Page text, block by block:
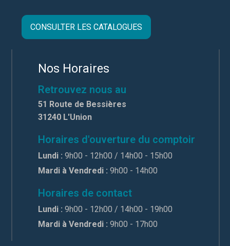
CONSULTER LES CATALOGUES
Nos Horaires
Retrouvez nous au
51 Route de Bessières
31240 L'Union
Horaires d'ouverture du comptoir
Lundi : 9h00 - 12h00 / 14h00 - 15h00
Mardi à Vendredi : 9h00 - 14h00
Horaires de contact
Lundi : 9h00 - 12h00 / 14h00 - 19h00
Mardi à Vendredi : 9h00 - 17h00